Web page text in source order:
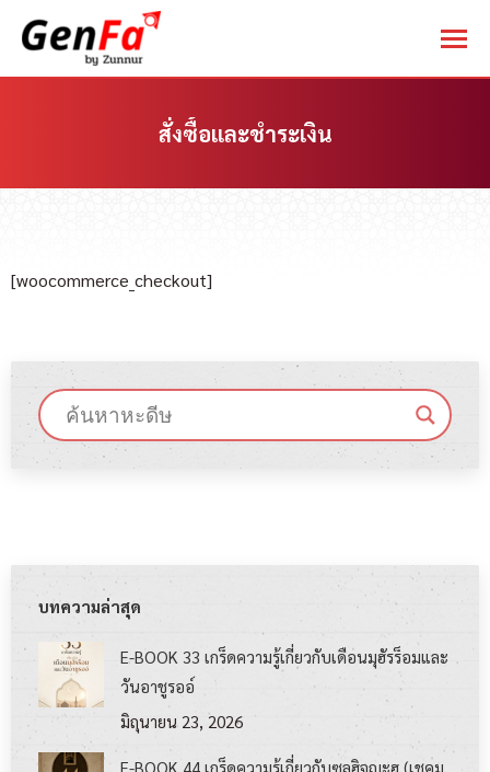
สั่งซื้อและชำระเงิน
[woocommerce_checkout]
บทความล่าสุด
E-BOOK 33 เกร็ดความรู้เกี่ยวกับเดือนมุฮัรร็อมและ
วันอาชูรออ์
มิถุนายน 23, 2026
E-BOOK 44 เกร็ดความรู้เกี่ยวกับซุลฮิจญะฮฺ (เชคมุ